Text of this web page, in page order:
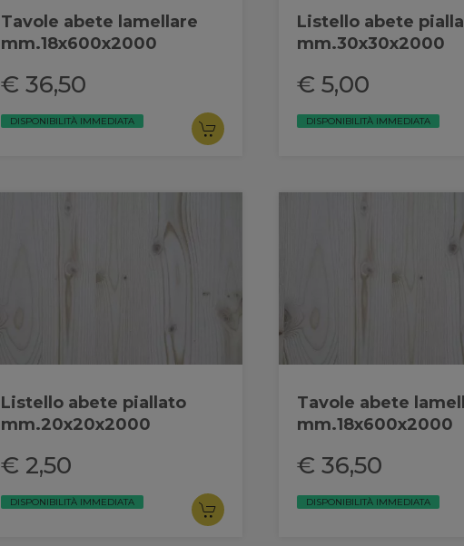
Tavole abete lamellare
mm.18x600x2000
€ 36,50
DISPONIBILITÀ IMMEDIATA
Listello abete
mm.30x30x2000
€ 5,00
DISPONIBILITÀ IMMEDIATA
Listello abete piallato
mm.20x20x2000
€ 2,50
DISPONIBILITÀ IMMEDIATA
Tavole abete
mm.18x600x2000
€ 36,50
DISPONIBILITÀ IMMEDIATA